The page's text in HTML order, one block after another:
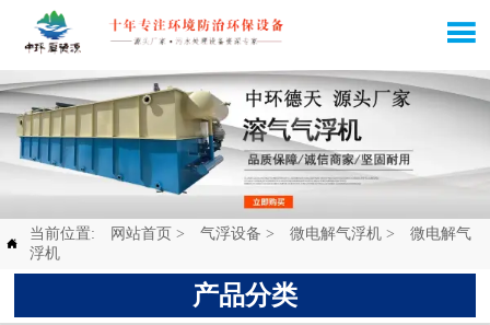


当前位置: 网站首页 > 气浮设备 > 微电解气浮机 >
微电解气
浮机
产品分类